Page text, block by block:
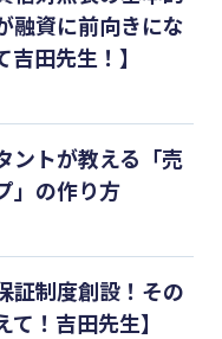
融資に前向きにな
田先生！】
ントが教える「売
」の作り方
証制度創設！その
！吉田先生】